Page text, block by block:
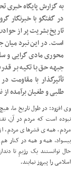
به گزارش پایگاه خبری
در گفتگو با خبرنگار
تاریخ بشریت پر از
است. در این نبرد میان
محوری مادی گرایی و
جبهه حق با تکیه بر
تأثیرگذار با مقاومت
طلبی و طغیان برآمده
وی افزود: در طول تاریخ ما،
نبوده است که مردم در آن،
مردم، همه‌ی قشرهای مردم،
بیسواد، همه و همه در کنار
حال توانستند یک رژیمِ تا
اسلامی را پیروز نمایند.